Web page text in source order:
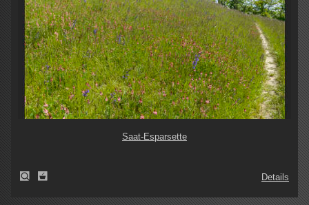
Saat-Esparsette
Details